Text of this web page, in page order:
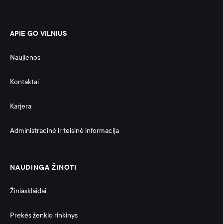
APIE GO VILNIUS
Naujienos
Kontaktai
Karjera
Administracinė ir teisinė informacija
NAUDINGA ŽINOTI
Žiniasklaidai
Prekės ženklo rinkinys